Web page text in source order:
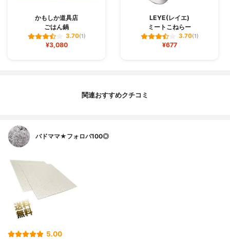
かもしか道具店
ごはん鍋
3.70(1)
¥3,080
LEYE(レイエ)
ミートこねらー
3.70(1)
¥677
関連おすすめクチコミ
バドママ★フォロバ100◎
5.00